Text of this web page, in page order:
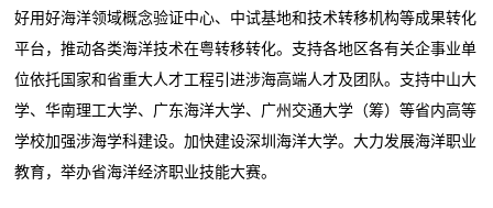
好用好海洋领域概念验证中心、中试基地和技术转移机构等成果转化
平台，推动各类海洋技术在粤转移转化。支持各地区各有关企事业单
位依托国家和省重大人才工程引进涉海高端人才及团队。支持中山大
学、华南理工大学、广东海洋大学、广州交通大学（筹）等省内高等
学校加强涉海学科建设。加快建设深圳海洋大学。大力发展海洋职业
教育，举办省海洋经济职业技能大赛。